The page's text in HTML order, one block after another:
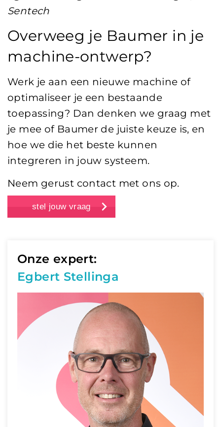
Sentech
Overweeg je Baumer in je
machine-ontwerp?
Werk je aan een nieuwe machine of
optimaliseer je een bestaande
toepassing? Dan denken we graag met
je mee of Baumer de juiste keuze is, en
hoe we die het beste kunnen
integreren in jouw systeem.
Neem gerust contact met ons op.
stel jouw vraag
Onze expert:
Egbert Stellinga